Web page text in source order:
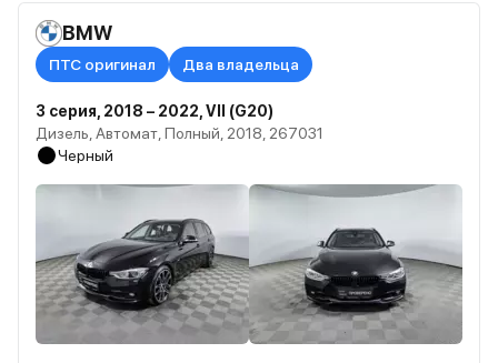
BMW
ПТС оригинал Два владельца
3 серия, 2018 – 2022, VII (G20)
Дизель, Автомат, Полный, 2018, 267031
Черный